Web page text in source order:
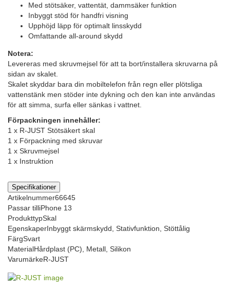
Med stötsäker, vattentät, dammsäker funktion
Inbyggt stöd för handfri visning
Upphöjd läpp för optimalt linsskydd
Omfattande all-around skydd
Notera:
Levereras med skruvmejsel för att ta bort/installera skruvarna på
sidan av skalet.
Skalet skyddar bara din mobiltelefon från regn eller plötsliga
vattenstänk men stöder inte dykning och den kan inte användas
för att simma, surfa eller sänkas i vattnet.
Förpackningen innehåller:
1 x R-JUST Stötsäkert skal
1 x Förpackning med skruvar
1 x Skruvmejsel
1 x Instruktion
Specifikationer
Artikelnummer66645
Passar tilliPhone 13
ProdukttypSkal
EgenskaperInbyggt skärmskydd, Stativfunktion, Stöttålig
FärgSvart
MaterialHårdplast (PC), Metall, Silikon
VarumärkeR-JUST